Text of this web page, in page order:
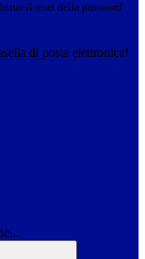
il reset della password
di posta elettronica!